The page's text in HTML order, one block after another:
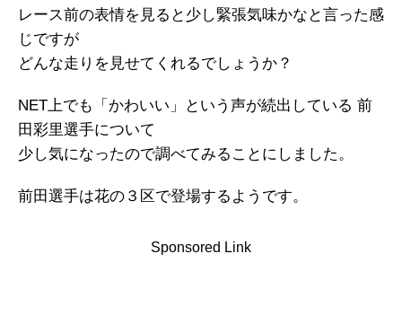
レース前の表情を見ると少し緊張気味かなと言った感
じですが
どんな走りを見せてくれるでしょうか？
NET上でも「かわいい」という声が続出している 前
田彩里選手について
少し気になったので調べてみることにしました。
前田選手は花の３区で登場するようです。
Sponsored Link